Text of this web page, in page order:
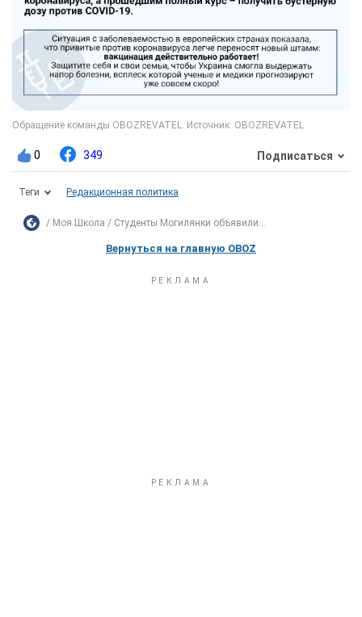
0 349 Подписаться
Теги Редакционная политика
Моя Школа Студенты Могилянки объявили...
Вернуться на главную OBOZ